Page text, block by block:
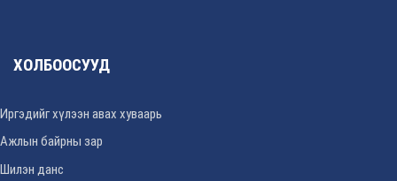
ХОЛБООСУУД
Иргэдийг хүлээн авах хуваарь
Ажлын байрны зар
Шилэн данс